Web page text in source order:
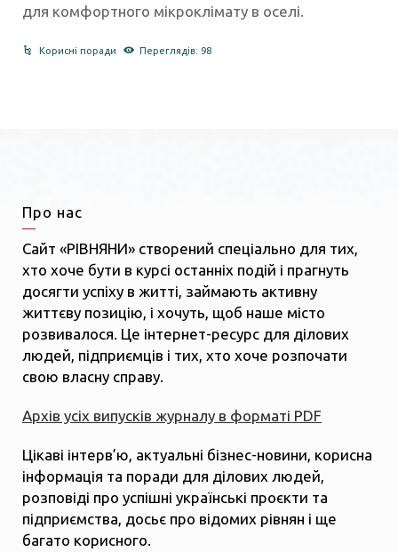
для комфортного мікроклімату в оселі.
Корисні поради Переглядів: 98
Про нас
Сайт «РІВНЯНИ» створений спеціально для тих,
хто хоче бути в курсі останніх подій і прагнуть
досягти успіху в житті, займають активну
життєву позицію, і хочуть, щоб наше місто
розвивалося. Це інтернет-ресурс для ділових
людей, підприємців і тих, хто хоче розпочати
свою власну справу.
Архів усіх випусків журналу в форматі PDF
Цікаві інтерв’ю, актуальні бізнес-новини, корисна
інформація та поради для ділових людей,
розповіді про успішні українські проєкти та
підприємства, досьє про відомих рівнян і ще
багато корисного.